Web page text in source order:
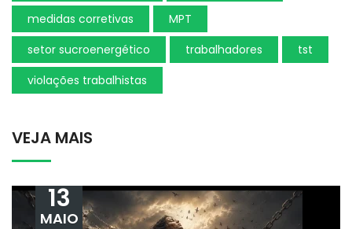
medidas corretivas
MPT
setor sucroenergético
trabalhadores
tst
violações trabalhistas
VEJA MAIS
13
MAIO